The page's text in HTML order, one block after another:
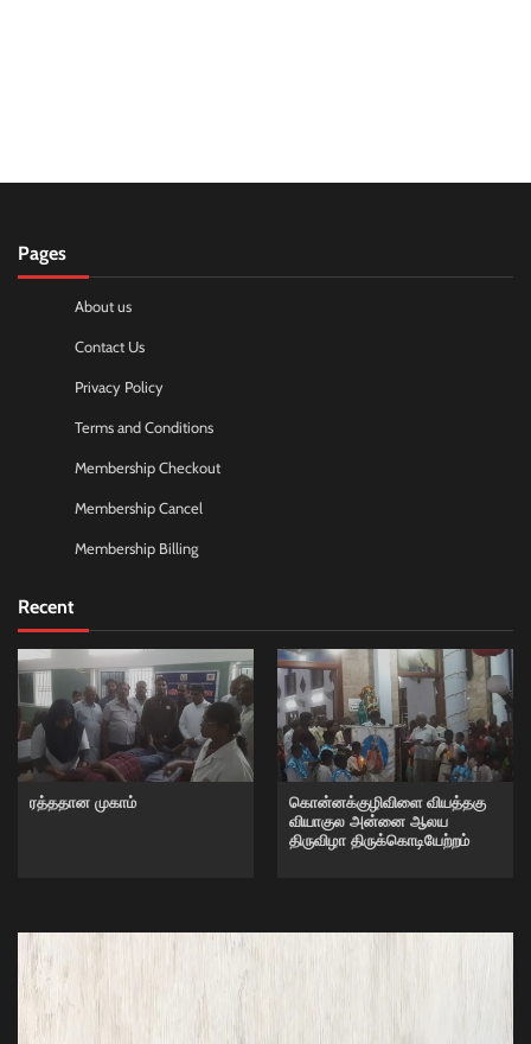
Pages
About us
Contact Us
Privacy Policy
Terms and Conditions
Membership Checkout
Membership Cancel
Membership Billing
Recent
ரத்ததான முகாம்
கொன்னக்குழிவிளை வியத்தகு
வியாகுல அன்னை ஆலய
திருவிழா திருக்கொடியேற்றம்